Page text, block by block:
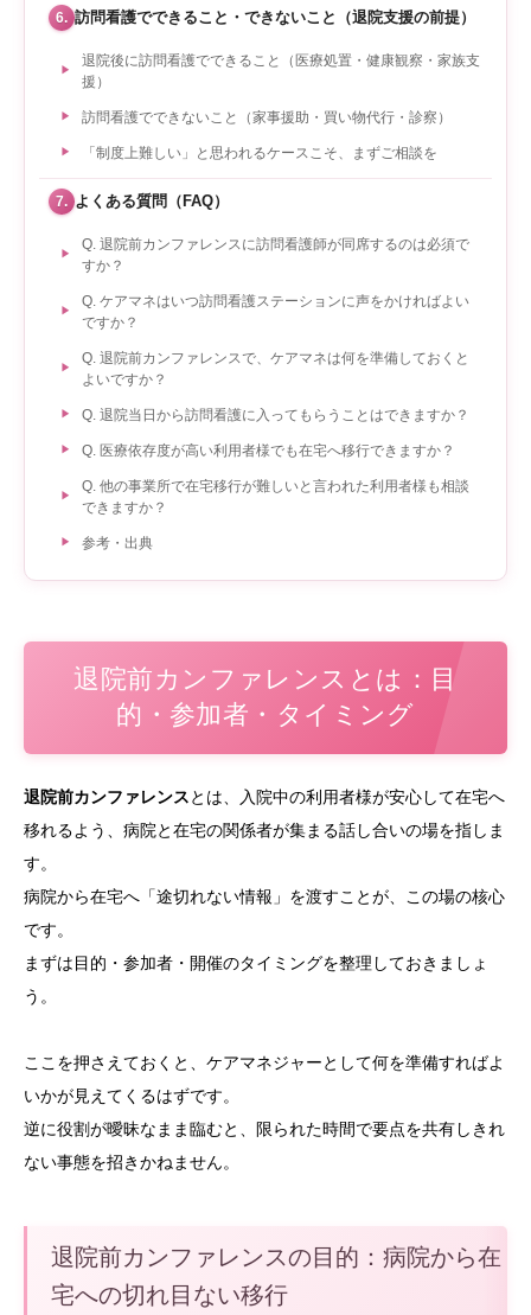
6. 訪問看護でできること・できないこと（退院支援の前提）
退院後に訪問看護でできること（医療処置・健康観察・家族支
援）
訪問看護でできないこと（家事援助・買い物代行・診察）
「制度上難しい」と思われるケースこそ、まずご相談を
7. よくある質問（FAQ）
Q. 退院前カンファレンスに訪問看護師が同席するのは必須で
すか？
Q. ケアマネはいつ訪問看護ステーションに声をかければよい
ですか？
Q. 退院前カンファレンスで、ケアマネは何を準備しておくと
よいですか？
Q. 退院当日から訪問看護に入ってもらうことはできますか？
Q. 医療依存度が高い利用者様でも在宅へ移行できますか？
Q. 他の事業所で在宅移行が難しいと言われた利用者様も相談
できますか？
参考・出典
退院前カンファレンスとは：目
的・参加者・タイミング
退院前カンファレンスとは、入院中の利用者様が安心して在宅へ
移れるよう、病院と在宅の関係者が集まる話し合いの場を指しま
す。
病院から在宅へ「途切れない情報」を渡すことが、この場の核心
です。
まずは目的・参加者・開催のタイミングを整理しておきましょ
う。
ここを押さえておくと、ケアマネジャーとして何を準備すればよ
いかが見えてくるはずです。
逆に役割が曖昧なまま臨むと、限られた時間で要点を共有しきれ
ない事態を招きかねません。
退院前カンファレンスの目的：病院から在
宅への切れ目ない移行